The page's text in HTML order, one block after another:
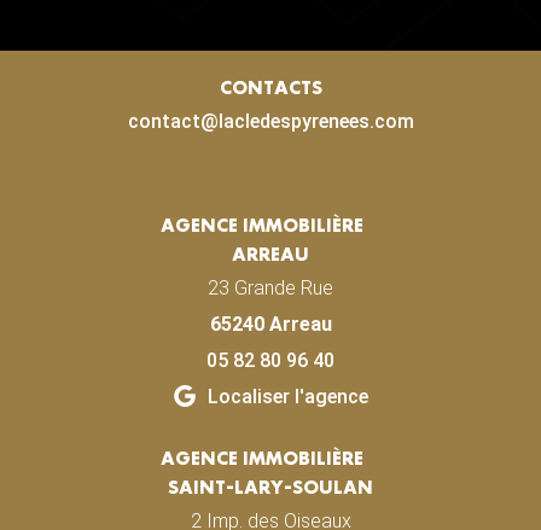
CONTACTS
contact@lacledespyrenees.com
AGENCE IMMOBILIÈRE
ARREAU
23 Grande Rue
65240 Arreau
05 82 80 96 40
Localiser l'agence
AGENCE IMMOBILIÈRE
SAINT-LARY-SOULAN
2 Imp. des Oiseaux